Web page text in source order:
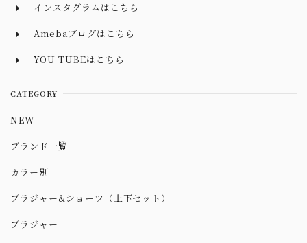
インスタグラムはこちら
Amebaブログはこちら
YOU TUBEはこちら
CATEGORY
NEW
ブランド一覧
カラー別
ブラジャー&ショーツ（上下セット）
ブラジャー